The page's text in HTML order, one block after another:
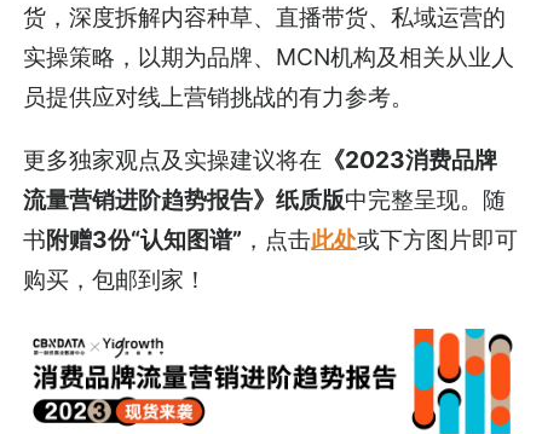
货，深度拆解内容种草、直播带货、私域运营的
实操策略，以期为品牌、MCN机构及相关从业人
员提供应对线上营销挑战的有力参考。
更多独家观点及实操建议将在 《2023消费品牌
流量营销进阶趋势报告》纸质版中完整呈现。随
书附赠3份“认知图谱” ，点击此处或下方图片即可
购买，包邮到家！